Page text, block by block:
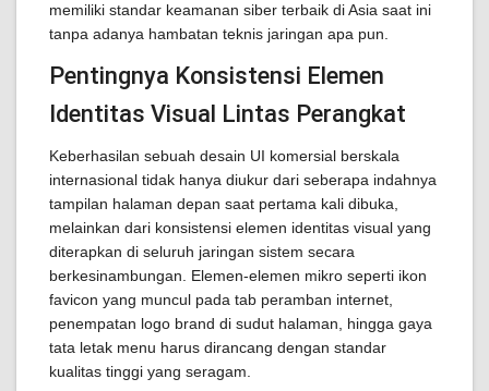
memiliki standar keamanan siber terbaik di Asia saat ini
tanpa adanya hambatan teknis jaringan apa pun.
Pentingnya Konsistensi Elemen
Identitas Visual Lintas Perangkat
Keberhasilan sebuah desain UI komersial berskala
internasional tidak hanya diukur dari seberapa indahnya
tampilan halaman depan saat pertama kali dibuka,
melainkan dari konsistensi elemen identitas visual yang
diterapkan di seluruh jaringan sistem secara
berkesinambungan. Elemen-elemen mikro seperti ikon
favicon yang muncul pada tab peramban internet,
penempatan logo brand di sudut halaman, hingga gaya
tata letak menu harus dirancang dengan standar
kualitas tinggi yang seragam.